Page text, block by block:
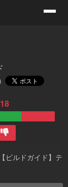
）
18
【ビルドガイド】テ